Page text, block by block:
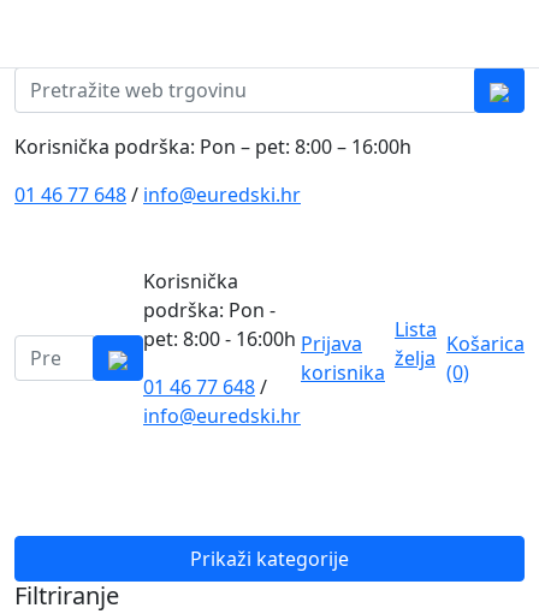
Pretraži:
Korisnička podrška: Pon – pet: 8:00 – 16:00h
01 46 77 648/ info@euredski.hr
Pretraži:
Korisnička
podrška: Pon -
pet: 8:00 - 16:00h
01 46 77 648/
info@euredski.hr
Prijava
korisnika
Lista
želja
Košarica
(0)
Prikaži kategorije
Filtriranje